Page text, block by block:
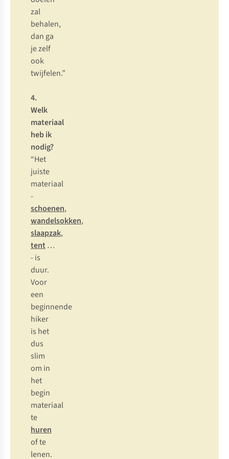
zal
behalen,
dan ga
jezelf
ook
twijfelen.”
4.
Welk
materiaal
hebik
nodig?
“Het
juiste
materiaal
-
schoenen,
wandelsokken,
slaapzak,
tent…
- is
duur.
Voor
een
beginnende
hiker
is het
dus
slim
om in
het
begin
materiaal
te
huren
of te
lenen.